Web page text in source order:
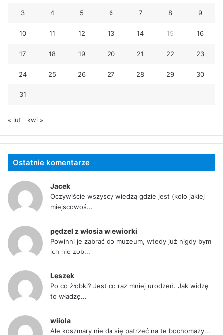
3 4 5 6 7 8 9
10 11 12 13 14 15 16
17 18 19 20 21 22 23
24 25 26 27 28 29 30
31
« lut kwi »
Ostatnie komentarze
Jacek
Oczywiście wszyscy wiedzą gdzie jest (koło jakiej
miejscowoś...
pędzel z włosia wiewiorki
Powinni je zabrać do muzeum, wtedy już nigdy bym
ich nie zob...
Leszek
Po co żłobki? Jest co raz mniej urodzeń. Jak widzę
to władzę...
wiiola
Ale koszmary nie da się patrzeć na te bochomazy...